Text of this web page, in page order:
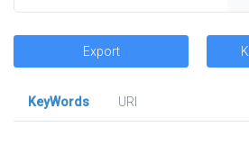
Export
KeyWords
URl